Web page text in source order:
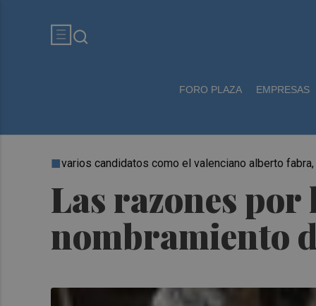
FORO PLAZA EMPRESAS
Las razones
nombramiento
varios candidatos como el valenciano alberto